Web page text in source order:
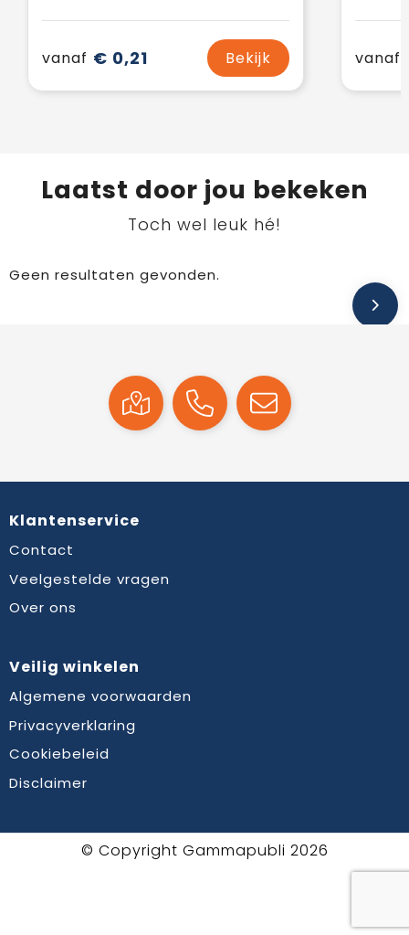
vanaf € 0,21 Bekijk vanaf
Laatst door jou bekeken
Toch wel leuk hé!
Geen resultaten gevonden.
Klantenservice
Contact
Veelgestelde vragen
Over ons
Veilig winkelen
Algemene voorwaarden
Privacyverklaring
Cookiebeleid
Disclaimer
© Copyright Gammapubli 2026